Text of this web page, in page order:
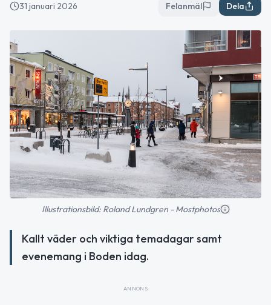
31 januari 2026 Felanmäl Dela
Illustrationsbild: Roland Lundgren - Mostphotos
Kallt väder och viktiga temadagar samt
evenemang i Boden idag.
ANNONS